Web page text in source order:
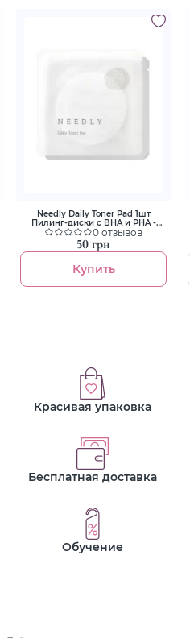
Needly Daily Toner Pad 1шт
Пилинг-диски с BHA и PHA -
кислотами0 отзывов
50 грн
Купить
Красивая упаковка
Бесплатная доставка
Обучение